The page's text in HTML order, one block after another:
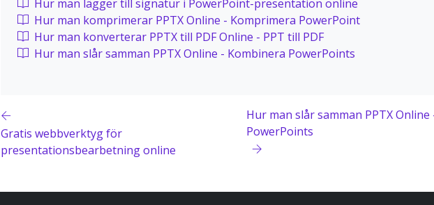
Hur man lägger till signatur i PowerPoint-presentation online
Hur man komprimerar PPTX Online - Komprimera PowerPoint
Hur man konverterar PPTX till PDF Online - PPT till PDF
Hur man slår samman PPTX Online - Kombinera PowerPoints
Gratis webbverktyg för
presentationsbearbetning online
Hur man slår samman PPTX
PowerPoints